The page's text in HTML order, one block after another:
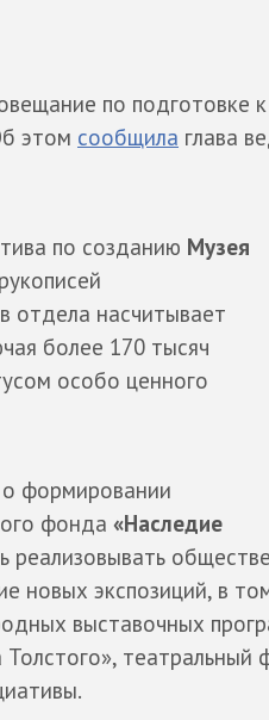
по подготовке
этом сообщила глава
по созданию Музея
отдела насчитывает
более 170 тысяч
особо ценного
формировании
фонда «Наследие
реализовывать
новых экспозиций, в
выставочных
театральный